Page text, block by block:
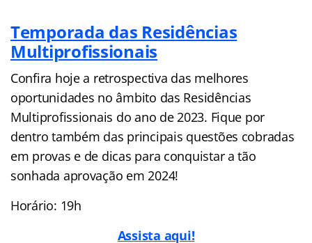
Temporada das Residências
Multiprofissionais
Confira hoje a retrospectiva das melhores
oportunidades no âmbito das Residências
Multiprofissionais do ano de 2023. Fique por
dentro também das principais questões cobradas
em provas e de dicas para conquistar a tão
sonhada aprovação em 2024!
Horário: 19h
Assista aqui!